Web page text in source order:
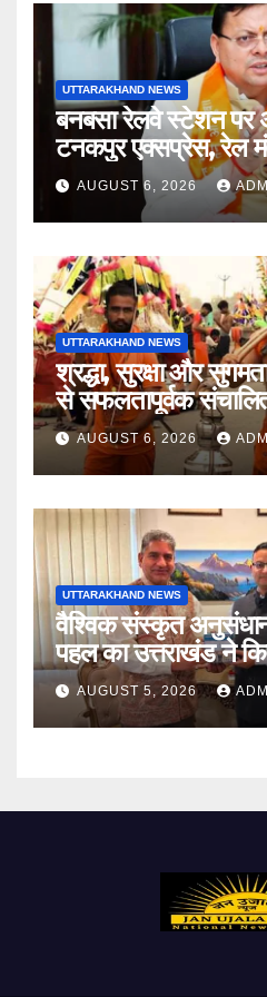
UTTARAKHAND NEWS
बनबसा रेलवे स्टेशन पर
टनकपुर एक्सप्रेस, रेल
AUGUST 6, 2026
UTTARAKHAND NEWS
श्रद्धा, सुरक्षा और
से सफलतापूर्वक
यात्रा
AUGUST 6, 2026
UTTARAKHAND NEWS
वैश्विक संस्कृत
पहल का उत्तराखंड ने
AUGUST 5, 2026